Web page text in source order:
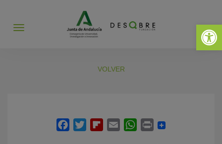
Abrir
Abrir
VOLVER